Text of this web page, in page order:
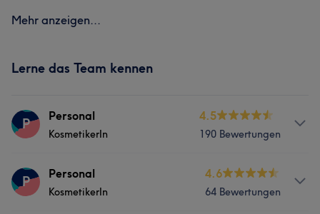
Mehr anzeigen...
Lerne das Team kennen
P Personal
KosmetikerIn
4.5
190 Bewertungen
Services
P Personal
KosmetikerIn
4.6
64 Bewertungen